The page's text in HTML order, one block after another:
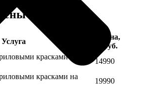
Услуга
Цена,
руб.
красками на
14990
красками на
19990